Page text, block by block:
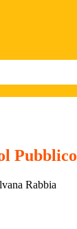
Pubblico
Rabbia